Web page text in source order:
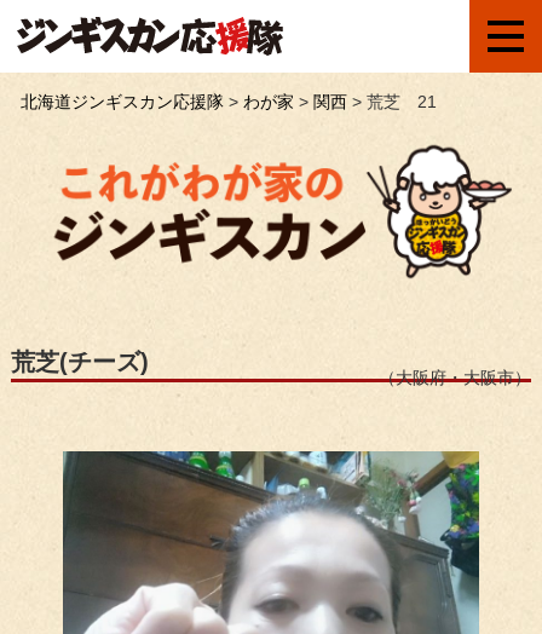
北海道ジンギスカン応援隊> わが家 > 関西 > 荒芝 21
荒芝(チーズ)
（大阪府・大阪市）